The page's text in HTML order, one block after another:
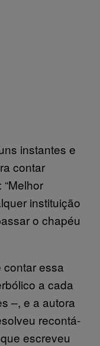
instantes e
contar
instituição
o chapéu
essa
a cada
–, e a autora
recontá-
escreveu